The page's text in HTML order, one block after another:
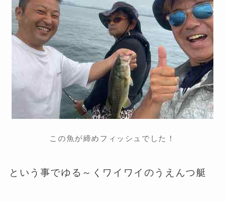
この魚が締めフィッシュでした！
という事でゆる～くワイワイのうえんつ艇